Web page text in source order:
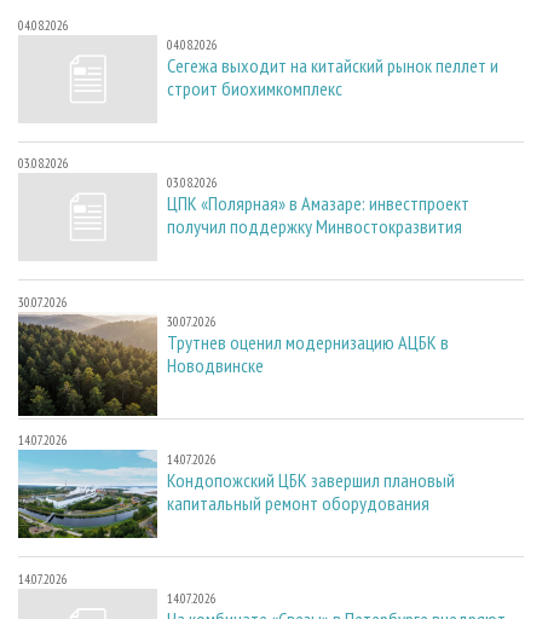
04.08.2026
04.08.2026
Сегежа выходит на китайский рынок пеллет и
строит биохимкомплекс
03.08.2026
03.08.2026
ЦПК «Полярная» в Амазаре: инвестпроект
получил поддержку Минвостокразвития
30.07.2026
30.07.2026
Трутнев оценил модернизацию АЦБК в
Новодвинске
14.07.2026
14.07.2026
Кондопожский ЦБК завершил плановый
капитальный ремонт оборудования
14.07.2026
14.07.2026